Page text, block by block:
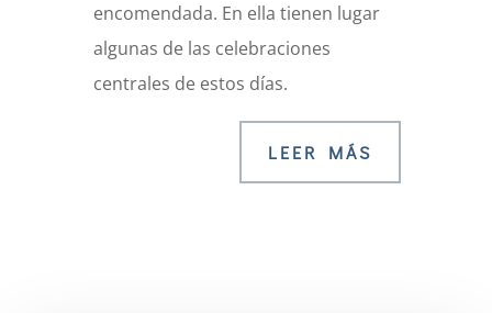
encomendada. En ella tienen lugar
algunas de las celebraciones
centrales de estos días.
LEER MÁS